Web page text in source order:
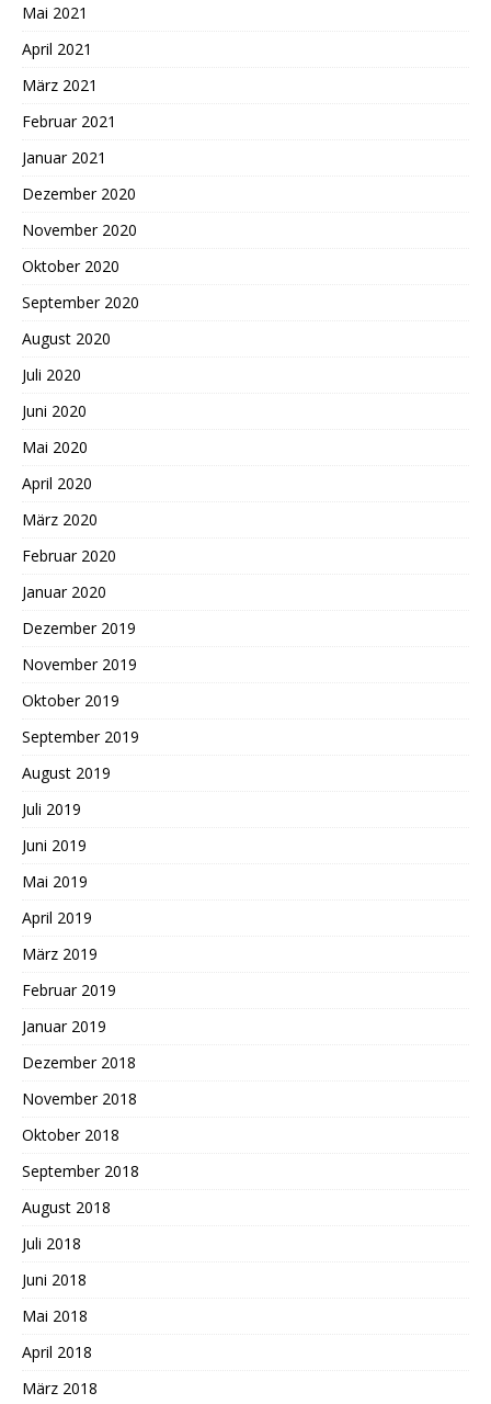
Mai 2021
April 2021
März 2021
Februar 2021
Januar 2021
Dezember 2020
November 2020
Oktober 2020
September 2020
August 2020
Juli 2020
Juni 2020
Mai 2020
April 2020
März 2020
Februar 2020
Januar 2020
Dezember 2019
November 2019
Oktober 2019
September 2019
August 2019
Juli 2019
Juni 2019
Mai 2019
April 2019
März 2019
Februar 2019
Januar 2019
Dezember 2018
November 2018
Oktober 2018
September 2018
August 2018
Juli 2018
Juni 2018
Mai 2018
April 2018
März 2018